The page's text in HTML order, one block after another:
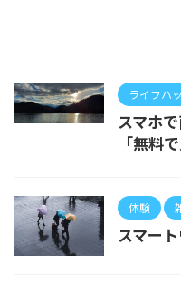
ライフハ
スマホ
「無料
体験
スマー